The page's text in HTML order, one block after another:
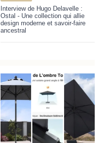
Interview de Hugo Delavelle :
Ostal - Une collection qui allie
design moderne et savoir-faire
ancestral